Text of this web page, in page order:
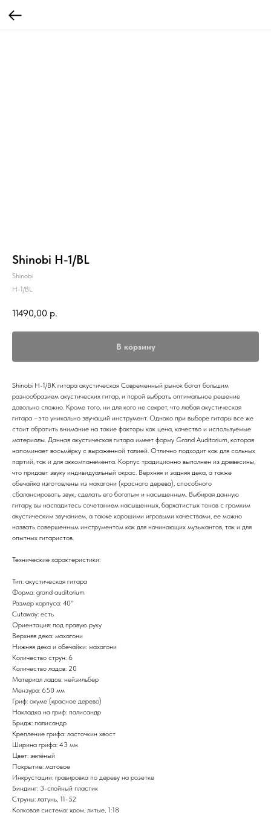
Shinobi H-1/BL
Shinobi
H-1/BL
11490,00 р.
В корзину
Shinobi H-1/BK гитара акустическая Современный рынок богат большим
разнообразием акустических гитар, и порой выбрать оптимальное решение
довольно сложно. Кроме того, ни для кого не секрет, что любая акустическая
гитара –это уникально звучащий инструмент. Однако при выборе гитары все же
стоит обратить внимание на такие факторы как цена, качество и используемые
материалы. Данная акустическая гитара имеет форму Grand Auditorium, которая
напоминает восьмёрку с выраженной талией. Отлично подходит как для сольных
партий, так и для аккомпанемента. Корпус традиционно выполнен из древесины,
что придает звуку индивидуальный окрас. Верхняя и задняя дека, а также
обечайка изготовлены из махагони (красного дерева), способного
сбалансировать звук, сделать его богатым и насыщенным. Выбирая данную
гитару, вы насладитесь сочетанием насыщенных, бархатистых тонов с громким
акустическим звучанием, а также хорошими игровыми качествами, ее можно
назвать совершенным инструментом как для начинающих музыкантов, так и для
опытных гитаристов.
Технические характеристики:
Тип: акустическая гитара
Форма: grand auditorium
Размер корпуса: 40"
Cutaway: есть
Ориентация: под правую руку
Верхняя дека: махагони
Нижняя дека и обечайки: махагони
Количество струн: 6
Количество ладов: 20
Материал ладов: нейзильбер
Мензура: 650 мм
Гриф: окуме (красное дерево)
Накладка на гриф: палисандр
Бридж: палисандр
Крепление грифа: ласточкин хвост
Ширина грифа: 43 мм
Цвет: зелёный
Покрытие: матовое
Инкрустации: гравировка по дереву на розетке
Биндинг: 3-слойный пластик
Струны: латунь, 11-52
Колковая система: хром, литые, 1:18